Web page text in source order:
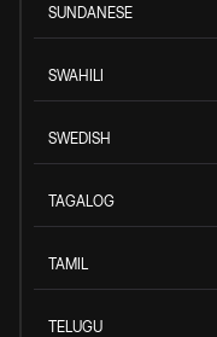
SUNDANESE
SWAHILI
SWEDISH
TAGALOG
TAMIL
TELUGU